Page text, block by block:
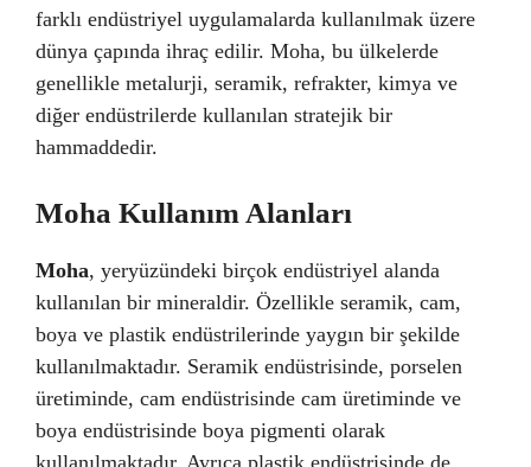
farklı endüstriyel uygulamalarda kullanılmak üzere
dünya çapında ihraç edilir. Moha, bu ülkelerde
genellikle metalurji, seramik, refrakter, kimya ve
diğer endüstrilerde kullanılan stratejik bir
hammaddedir.
Moha Kullanım Alanları
Moha, yeryüzündeki birçok endüstriyel alanda
kullanılan bir mineraldir. Özellikle seramik, cam,
boya ve plastik endüstrilerinde yaygın bir şekilde
kullanılmaktadır. Seramik endüstrisinde, porselen
üretiminde, cam endüstrisinde cam üretiminde ve
boya endüstrisinde boya pigmenti olarak
kullanılmaktadır. Ayrıca plastik endüstrisinde de